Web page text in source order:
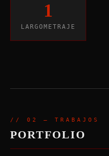
1
LARGOMETRAJE
// 02 — TRABAJOS
PORTFOLIO